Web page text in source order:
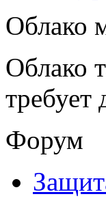
Облако
Облако
требует
Форум